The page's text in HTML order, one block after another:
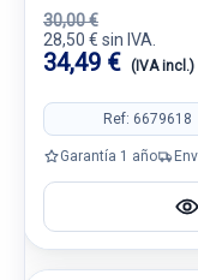
30,00 €
28,50 € sin IVA.
34,49 € (IVA incl.)
Ref: 6679618
Garantía 1 año